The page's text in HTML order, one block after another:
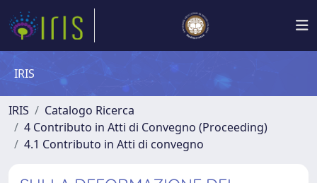
IRIS
IRIS
Catalogo Ricerca
4 Contributo in Atti di Convegno (Proceeding)
4.1 Contributo in Atti di convegno